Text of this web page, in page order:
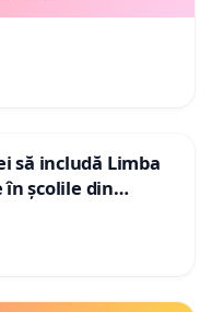
să includă Limba
școlile din